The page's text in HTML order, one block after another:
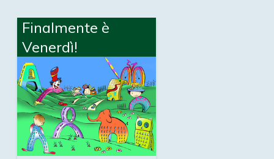
Finalmente è
Venerdì!